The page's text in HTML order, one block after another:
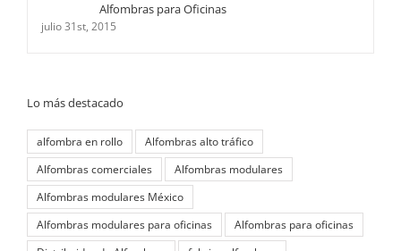
Alfombras para Oficinas
julio 31st, 2015
Lo más destacado
alfombra en rollo
Alfombras alto tráfico
Alfombras comerciales
Alfombras modulares
Alfombras modulares México
Alfombras modulares para oficinas
Alfombras para oficinas